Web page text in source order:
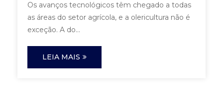
Os avanços tecnológicos têm chegado a todas
as áreas do setor agrícola, e a olericultura não é
exceção. A do...
LEIA MAIS